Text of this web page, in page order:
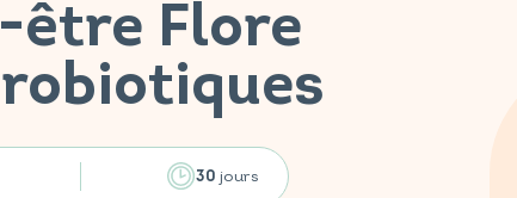
être Flore
30 jours